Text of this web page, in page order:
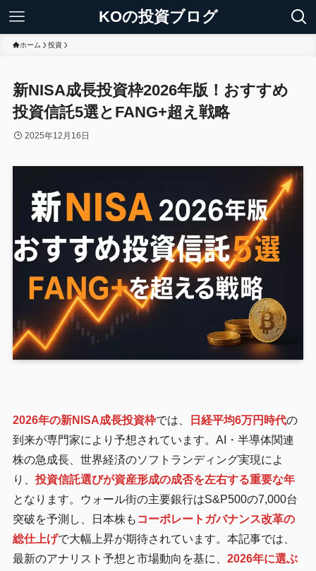
KOの投資ブログ
ホーム 投資
新NISA成長投資枠2026年版！おすすめ
投資信託5選とFANG+超え戦略
2025年12月16日
2026年の新NISA成長投資枠では、 日経平均6万円時代の
到来が専門家により予想されています。AI・半導体関連
株の急成長、世界経済のソフトランディング実現によ
り、 投資信託選びが資産形成の成否を左右する重要な年
となります。ウォール街の主要銀行はS&P500の7,000台
突破を予測し、日本株も コーポレートガバナンス改革の
総仕上げで大幅上昇が期待されています。本記事では、
最新のアナリスト予想と市場動向を基に、 2026年に選ぶ